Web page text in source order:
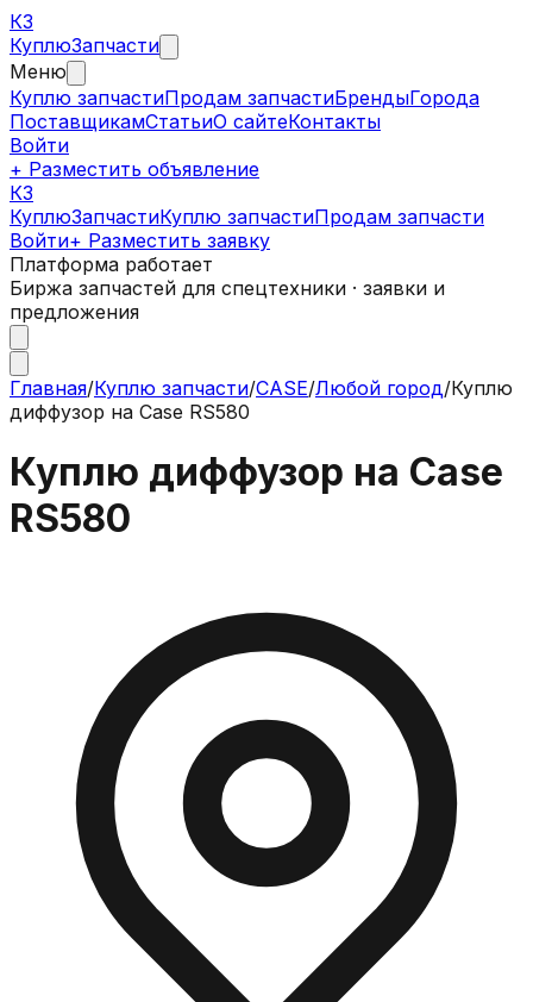
КЗ
КуплюЗапчасти
Меню
Куплю запчастиПродам запчастиБрендыГорода
ПоставщикамСтатьиО сайтеКонтакты
Войти
+ Разместить объявление
КЗ
КуплюЗапчастиКуплю запчастиПродам запчасти
Войти+ Разместить заявку
Платформа работает
Биржа запчастей для спецтехники · заявки и
предложения
Главная/Куплю запчасти/CASE/Любой город/Куплю
диффузор на Case RS580
Куплю диффузор на Case
RS580